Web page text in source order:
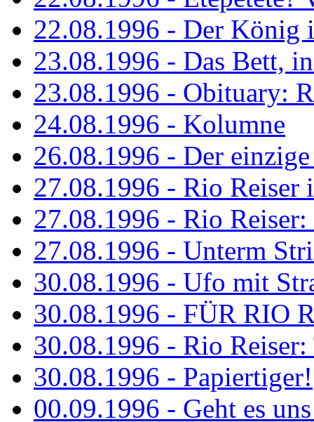
22.08.1996 - Der König
23.08.1996 - Das Bett,
23.08.1996 - Obituary:
24.08.1996 - Kolumne
26.08.1996 - Der
27.08.1996 - Rio Reiser
27.08.1996 - Rio
27.08.1996 - Unterm
30.08.1996 - Ufo mit
30.08.1996 - FÜR RIO
30.08.1996 - Rio
30.08.1996 - Papiertiger!
00.09.1996 - Geht es